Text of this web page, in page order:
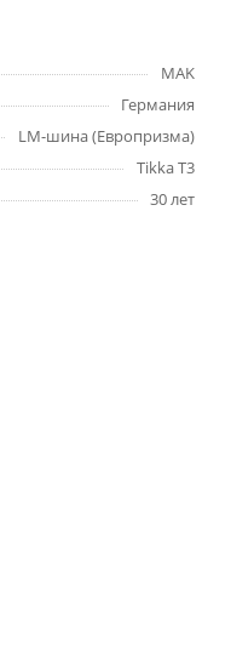
MAK
Германия
LM-шина (Европризма)
Tikka T3
30 лет